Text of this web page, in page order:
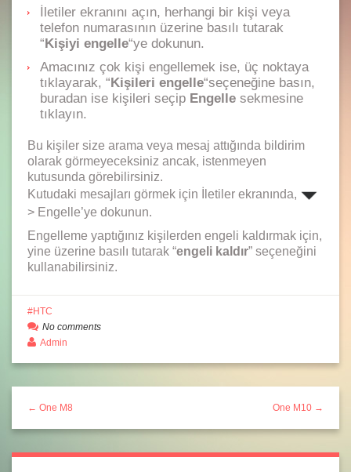
İletiler ekranını açın, herhangi bir kişi veya
telefon numarasının üzerine basılı tutarak
“Kişiyi engelle“ye dokunun.
Amacınız çok kişi engellemek ise, üç noktaya
tıklayarak, “Kişileri engelle“seçeneğine basın,
buradan ise kişileri seçip Engelle sekmesine
tıklayın.
Bu kişiler size arama veya mesaj attığında bildirim
olarak görmeyeceksiniz ancak, istenmeyen
kutusunda görebilirsiniz.
Kutudaki mesajları görmek için İletiler ekranında,
> Engelle’ye dokunun.
Engelleme yaptığınız kişilerden engeli kaldırmak için,
yine üzerine basılı tutarak “engeli kaldır” seçeneğini
kullanabilirsiniz.
HTC
No comments
Admin
← One M8 One M10 →